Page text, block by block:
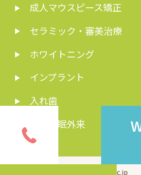
成人マウスピース矯正
セラミック・審美治療
ホワイトニング
インプラント
入れ歯
歯科睡眠外来
© inui-dc.jp